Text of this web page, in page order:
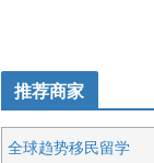
推荐商家
全球趋势移民留学